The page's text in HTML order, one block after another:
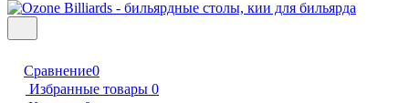
Сравнение0
Избранные товары 0